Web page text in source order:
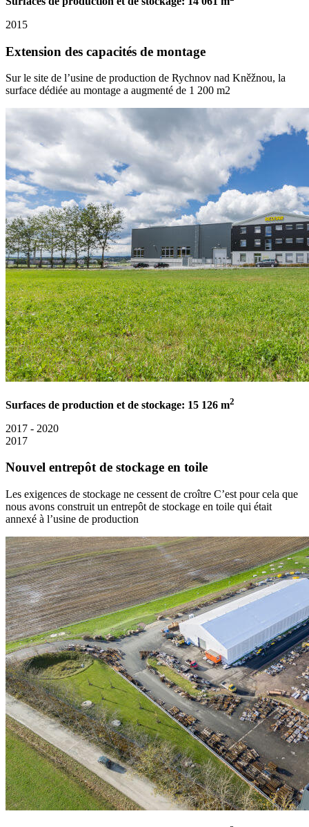
2015
Extension des capacités de montage
Sur le site de l’usine de production de Rychnov nad Kněžnou, la
surface dédiée au montage a augmenté de 1 200 m2
Surfaces de production et de stockage: 15 126 m2
2017 - 2020
2017
Nouvel entrepôt de stockage en toile
Les exigences de stockage ne cessent de croître C’est pour cela que
nous avons construit un entrepôt de stockage en toile qui était
annexé à l’usine de production